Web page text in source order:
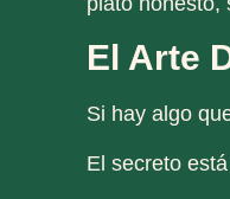
El Arte
Si hay algo
El secreto